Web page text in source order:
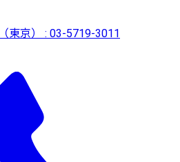
東京） : 03-5719-3011